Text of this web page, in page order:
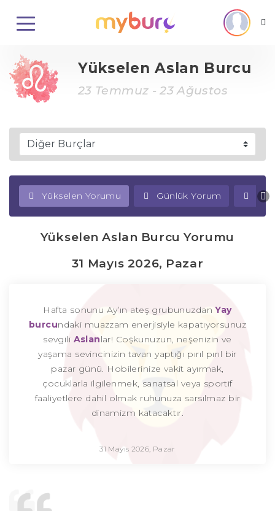
Yükselen Aslan Burcu
23 Temmuz - 23 Ağustos
Yükselen Yorumu Günlük Yorum
Yükselen Aslan Burcu Yorumu
31 Mayıs 2026, Pazar
Hafta sonunu Ay’ın ateş grubunuzdanYay
burcundaki muazzam enerjisiyle kapatıyorsunuz
sevgili Aslanlar! Coşkunuzun, neşenizin ve
yaşama sevincinizin tavan yaptığı pırıl pırıl bir
pazar günü. Hobilerinize vakit ayırmak,
çocuklarla ilgilenmek, sanatsal veya sportif
faaliyetlere dahil olmak ruhunuza sarsılmaz bir
dinamizm katacaktır.
31 Mayıs 2026, Pazar